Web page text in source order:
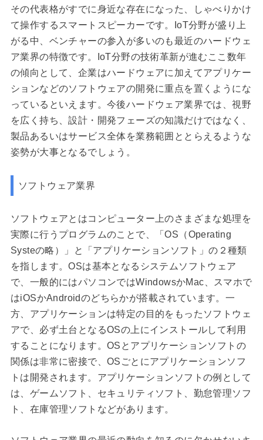
その代表格がすでに身近な存在になった、しゃべりかけ
て操作するスマートスピーカーです。IoT分野が盛り上
がる中、ベンチャーの参入が多いのも最近のハードウェ
ア業界の特徴です。IoT分野の技術革新が進むここ数年
の傾向として、企業はハードウェアに加えてアプリケー
ションなどのソフトウェアの開発に重点を置くようにな
っているといえます。今後ハードウェア業界では、視野
を広く持ち、設計・開発フェーズの知識だけではなく、
製品あるいはサービス全体を業務範囲ととらえるような
姿勢が大事となるでしょう。
ソフトウェア業界
ソフトウェアとはコンピューター上のさまざまな処理を
実際に行うプログラムのことで、「OS（Operating
Systeの略）」と「アプリケーションソフト」の２種類
を指します。OSは基本となるシステムソフトウェア
で、一般的にはパソコンではWindowsかMac、スマホで
はiOSかAndroidのどちらかが搭載されています。一
方、アプリケーションは特定の目的をもったソフトウェ
アで、必ず土台となるOSの上にインストールして利用
することになります。OSとアプリケーションソフトの
関係は非常に密接で、OSごとにアプリケーションソフ
トは開発されます。アプリケーションソフトの例として
は、ゲームソフト、セキュリティソフト、勤怠管理ソフ
ト、在庫管理ソフトなどがあります。